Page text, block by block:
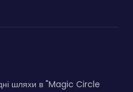
шляхи в "Magic Circle